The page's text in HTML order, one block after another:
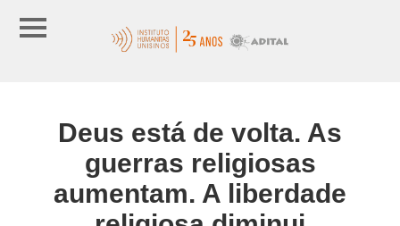
Deus está de volta. As
guerras religiosas
aumentam. A liberdade